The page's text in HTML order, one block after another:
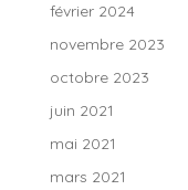
février 2024
novembre 2023
octobre 2023
juin 2021
mai 2021
mars 2021